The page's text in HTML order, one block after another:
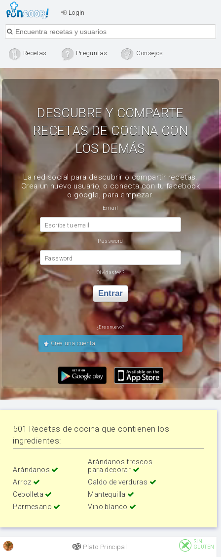
Login
Recetas Preguntas Consejos
DESCUBRE Y COMPARTE
RECETAS DE COCINA CON
LOS DEMÁS
La red social para descubrir o compartir recetas.
Crea un nuevo usuario, o conecta con tu facebook
o google, para empezar.
Email
Escribe tu email
Password
Password
Olvidastes?
Entrar
¿Eres nuevo?
Crea una cuenta
501 Recetas de cocina que contienen los
ingredientes:
Arándanos
Arándanos frescos
para decorar
Arroz
Caldo de verduras
Cebolleta
Mantequilla
Parmesano
Vino blanco
Plato Principal
SIN
GLUTEN